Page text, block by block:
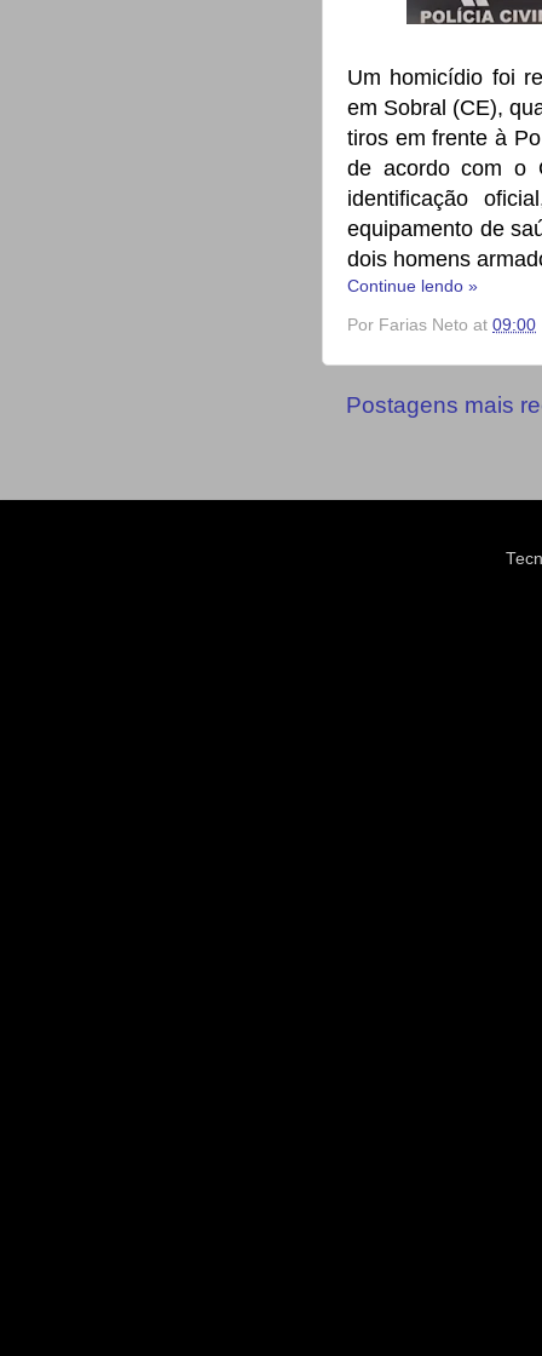
Um homicídio foi
em Sobral (CE),
tiros em frente à
de acordo com o
identificação
equipamento de
dois homens
Continue lendo »
Por Farias Neto at 09:00
Postagens mais